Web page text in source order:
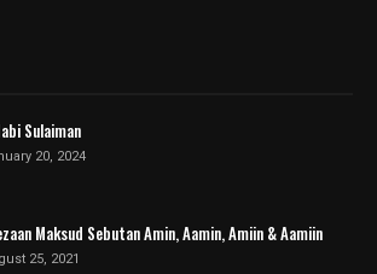
Sulaiman
20, 2024
Maksud Sebutan Amin, Aamin, Amiin & Aamiin
25, 2021